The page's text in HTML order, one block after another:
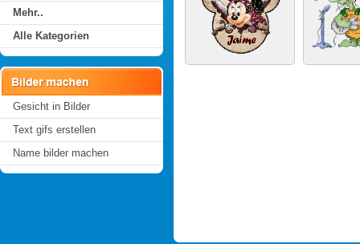
Mehr..
Alle Kategorien
Gesicht in Bilder
Text gifs erstellen
Name bilder machen